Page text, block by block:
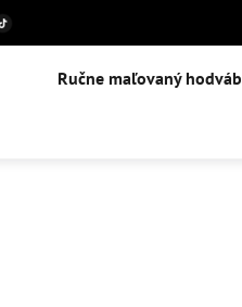
Ručne maľovaný hodváb